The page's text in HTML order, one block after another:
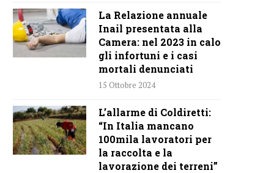
La Relazione annuale
Inail presentata alla
Camera: nel 2023 in calo
gli infortuni e i casi
mortali denunciati
15 Ottobre 2024
L’allarme di Coldiretti:
“In Italia mancano
100mila lavoratori per
la raccolta e la
lavorazione dei terreni”